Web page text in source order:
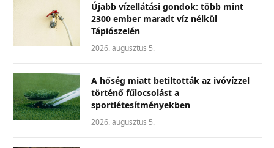
Újabb vízellátási gondok: több mint
2300 ember maradt víz nélkül
Tápiószelén
2026. augusztus 5.
A hőség miatt betiltották az ivóvízzel
történő fűlocsolást a
sportlétesítményekben
2026. augusztus 5.